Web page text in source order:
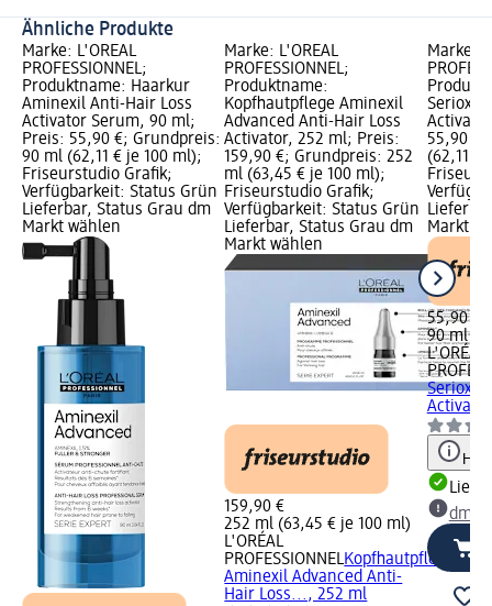
Ähnliche Produkte
Marke: L'ORÉAL
PROFESSIONNEL;
Produktname: Haarkur
Aminexil Anti-Hair Loss
Activator Serum, 90 ml;
Preis: 55,90 €; Grundpreis:
90 ml (62,11 € je 100 ml);
Friseurstudio Grafik;
Verfügbarkeit: Status Grün
Lieferbar, Status Grau dm
Markt wählen
Marke: L'ORÉAL
PROFESSIONNEL;
Produktname:
Kopfhautpflege Aminexil
Advanced Anti-Hair Loss
Activator, 252 ml; Preis:
159,90 €; Grundpreis: 252
ml (63,45 € je 100 ml);
Friseurstudio Grafik;
Verfügbarkeit: Status Grün
Lieferbar, Status Grau dm
Markt wählen
159,90 €
252 ml (63,45 € je 100 ml)
L'ORÉAL
PROFESSIONNELKopfhautpflege
Aminexil Advanced Anti-
Hair Loss..., 252 ml
Marke:
Serioxyl
55,90 €;
(62,11 €
Markt
55,90 €
90 ml
L'ORÉAL
Serioxyl
dm